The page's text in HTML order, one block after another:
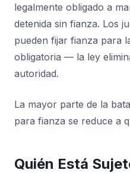
legalmente obligado a
detenida sin fianza. Los
pueden fijar fianza para
obligatoria — la ley
autoridad.
La mayor parte de la
para fianza se reduce a
Quién Está